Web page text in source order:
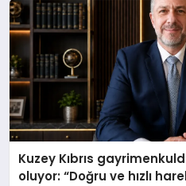
Kuzey Kıbrıs
oluyor: “Doğru ve hızlı